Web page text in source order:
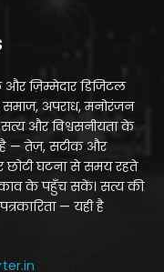
और ज़िम्मेदार डिजिटल
समाज, अपराध, मनोरंजन
और विश्वसनीयता के
— तेज़, सटीक और
छोटी घटना से समय रहते
के पहुँच सकें। सत्य की
— यही है